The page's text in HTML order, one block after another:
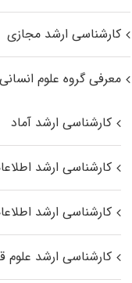
کارشناسی ارشد مجازی
معرفی گروه علوم
کارشناسی ارشد آماد
کارشناسی ارشد
کارشناسی ارشد
کارشناسی ارشد